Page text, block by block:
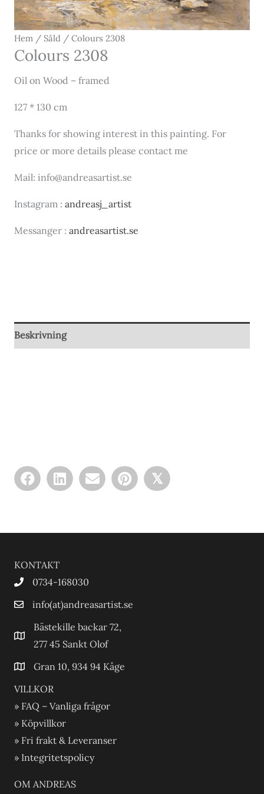
Hem / Såld / Colours 2308
Colours 2308
Oil on Wood – framed
127 * 130 cm
Thanks for showing interest in this painting. For
price or more details please contact me
Mail: info@andreasartist.se
Instagram : andreasj_artist
Messanger : andreasartist.se
Beskrivning
𝕏
KONTAKT
0734-168030
info(at)andreasartist.se
Bästekille backar 72,
277 45 Sankt Olof
Gran 10, 934 94 Kåge
VILLKOR
» FAQ – Vanliga frågor
» Köpvillkor
» Fri frakt & Leveranser
» Integritetspolicy
OM ANDREAS